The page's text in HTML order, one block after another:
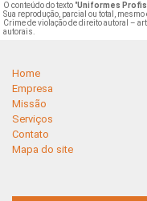
O conteúdo do texto "Uniformes
Sua reprodução, parcial ou total,
Crime de violação de direito autoral –
autorais
Home
Empresa
Missão
Serviços
Contato
Mapa do site